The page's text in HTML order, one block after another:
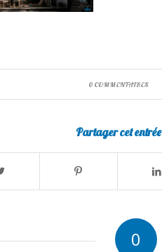
0 COMMENTAIRES
Partager cet entrée
0